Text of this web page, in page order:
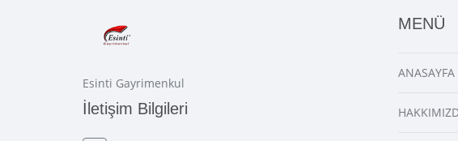
Esinti Gayrimenkul
İletişim Bilgileri
MENÜ
ANASAYFA